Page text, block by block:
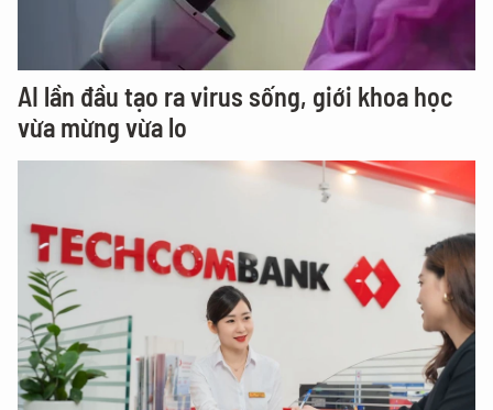
AI lần đầu tạo ra virus sống, giới khoa học
vừa mừng vừa lo